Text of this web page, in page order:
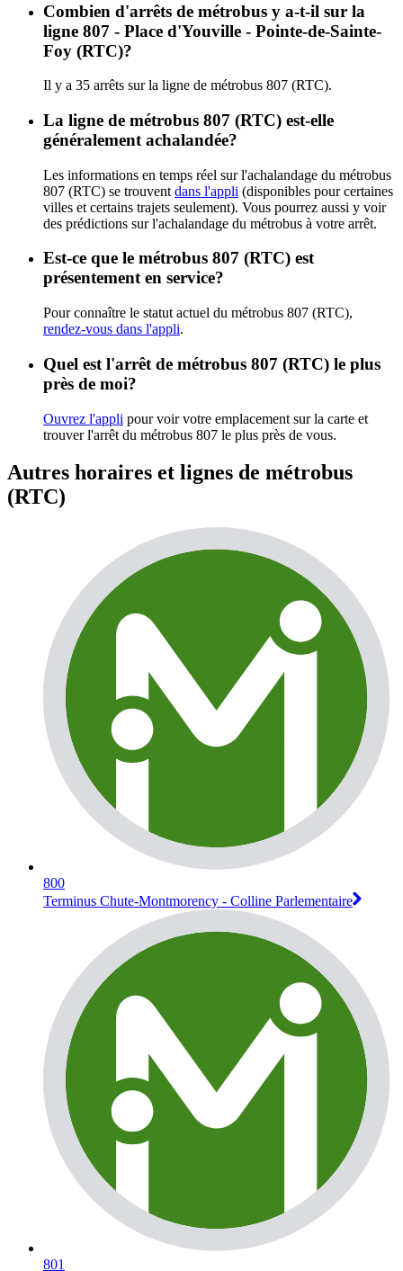
Combien d'arrêts de métrobus y a-t-il sur la
ligne 807 - Place d'Youville - Pointe-de-Sainte-
Foy (RTC)?
Il y a 35 arrêts sur la ligne de métrobus 807 (RTC).
La ligne de métrobus 807 (RTC) est-elle
généralement achalandée?
Les informations en temps réel sur l'achalandage du métrobus
807 (RTC) se trouvent dans l'appli (disponibles pour certaines
villes et certains trajets seulement). Vous pourrez aussi y voir
des prédictions sur l'achalandage du métrobus à votre arrêt.
Est-ce que le métrobus 807 (RTC) est
présentement en service?
Pour connaître le statut actuel du métrobus 807 (RTC),
rendez-vous dans l'appli.
Quel est l'arrêt de métrobus 807 (RTC) le plus
près de moi?
Ouvrez l'appli pour voir votre emplacement sur la carte et
trouver l'arrêt du métrobus 807 le plus près de vous.
Autres horaires et lignes de métrobus
(RTC)
800
Terminus Chute-Montmorency - Colline Parlementaire
801